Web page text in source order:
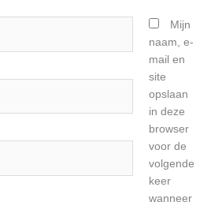
Mijn
naam, e-
mail en
site
opslaan
in deze
browser
voor de
volgende
keer
wanneer